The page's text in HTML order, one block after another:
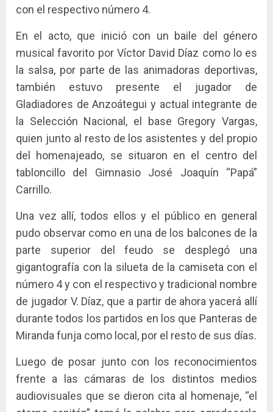
con el respectivo número 4.
En el acto, que inició con un baile del género
musical favorito por Víctor David Díaz como lo es
la salsa, por parte de las animadoras deportivas,
también estuvo presente el jugador de
Gladiadores de Anzoátegui y actual integrante de
la Selección Nacional, el base Gregory Vargas,
quien junto al resto de los asistentes y del propio
del homenajeado, se situaron en el centro del
tabloncillo del Gimnasio José Joaquín “Papá”
Carrillo.
Una vez allí, todos ellos y el público en general
pudo observar como en una de los balcones de la
parte superior del feudo se desplegó una
gigantografía con la silueta de la camiseta con el
número 4 y con el respectivo y tradicional nombre
de jugador V. Díaz, que a partir de ahora yacerá allí
durante todos los partidos en los que Panteras de
Miranda funja como local, por el resto de sus días.
Luego de posar junto con los reconocimientos
frente a las cámaras de los distintos medios
audiovisuales que se dieron cita al homenaje, “el